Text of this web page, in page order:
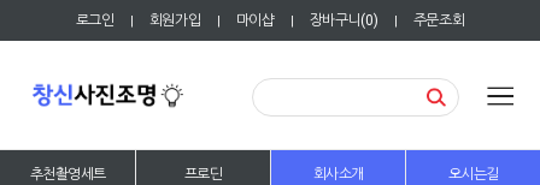
로그인 | 회원가입 | 마이샵 | 장바구니(0) | 주문조회
추천촬영세트 프로딘 회사소개 오시는길